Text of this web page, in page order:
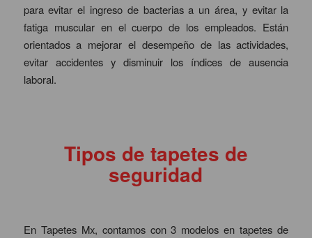
para evitar el ingreso de bacterias a un área, y evitar la
fatiga muscular en el cuerpo de los empleados. Están
orientados a mejorar el desempeño de las actividades,
evitar accidentes y disminuir los índices de ausencia
laboral.
Tipos de tapetes de
seguridad
En Tapetes Mx, contamos con 3 modelos en tapetes de